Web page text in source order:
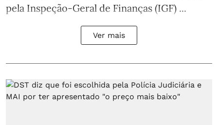
pela Inspeção-Geral de Finanças (IGF) ...
Ver mais